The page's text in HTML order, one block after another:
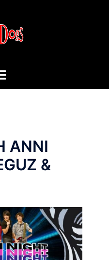
Nascondi
ANNI
&